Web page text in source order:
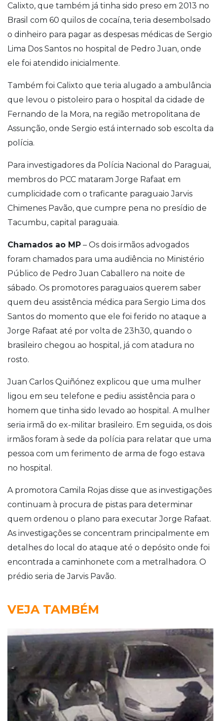
Calixto, que também já tinha sido preso em 2013 no
Brasil com 60 quilos de cocaína, teria desembolsado
o dinheiro para pagar as despesas médicas de Sergio
Lima Dos Santos no hospital de Pedro Juan, onde
ele foi atendido inicialmente.
Também foi Calixto que teria alugado a ambulância
que levou o pistoleiro para o hospital da cidade de
Fernando de la Mora, na região metropolitana de
Assunção, onde Sergio está internado sob escolta da
polícia.
Para investigadores da Polícia Nacional do Paraguai,
membros do PCC mataram Jorge Rafaat em
cumplicidade com o traficante paraguaio Jarvis
Chimenes Pavão, que cumpre pena no presídio de
Tacumbu, capital paraguaia.
Chamados ao MP – Os dois irmãos advogados
foram chamados para uma audiência no Ministério
Público de Pedro Juan Caballero na noite de
sábado. Os promotores paraguaios querem saber
quem deu assistência médica para Sergio Lima dos
Santos do momento que ele foi ferido no ataque a
Jorge Rafaat até por volta de 23h30, quando o
brasileiro chegou ao hospital, já com atadura no
rosto.
Juan Carlos Quiñónez explicou que uma mulher
ligou em seu telefone e pediu assistência para o
homem que tinha sido levado ao hospital. A mulher
seria irmã do ex-militar brasileiro. Em seguida, os dois
irmãos foram à sede da polícia para relatar que uma
pessoa com um ferimento de arma de fogo estava
no hospital.
A promotora Camila Rojas disse que as investigações
continuam à procura de pistas para determinar
quem ordenou o plano para executar Jorge Rafaat.
As investigações se concentram principalmente em
detalhes do local do ataque até o depósito onde foi
encontrada a caminhonete com a metralhadora. O
prédio seria de Jarvis Pavão.
VEJA TAMBÉM